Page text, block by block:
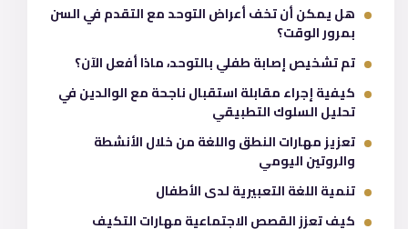
هل يمكن أن تخف أعراض التوحد مع التقدم في السن
بمرور الوقت؟
تم تشخيص إصابة طفلي بالتوحد، ماذا أفعل الآن؟
كيفية إجراء مقابلة استقبال ناجحة مع الوالدين في
تحليل السلوك التطبيقي
تعزيز مهارات النطق واللغة من خلال الأنشطة
والروتين اليومي
تنمية اللغة التعبيرية لدى الأطفال
كيف تعزز القصص الاجتماعية مهارات التكيف